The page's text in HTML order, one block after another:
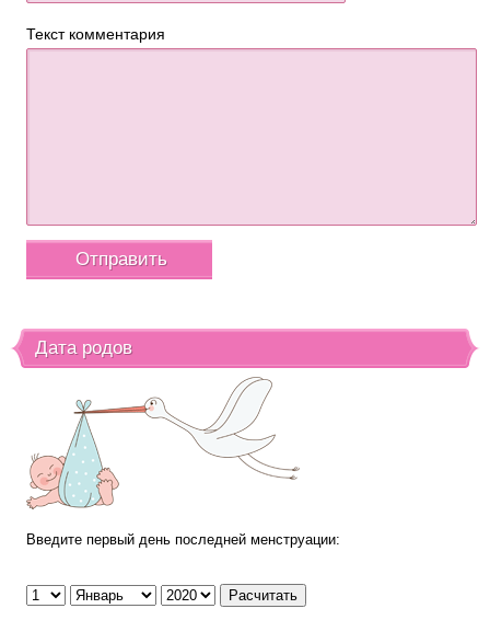
Текст комментария
Дата родов
Введите первый день последней менструации: